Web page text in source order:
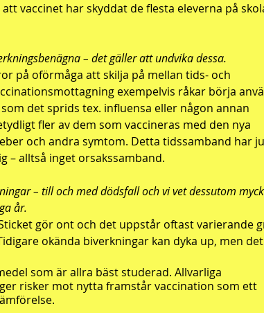
vaccinet har skyddat de flesta eleverna på
– det gäller att undvika dessa.
på oförmåga att skilja på mellan tids- och
exempelvis råkar börja
det sprids tex. influensa eller någon annan
fler av dem som vaccineras med den nya
och andra symtom. Detta tidssamband har ju
– alltså inget orsakssamband.
– till och med dödsfall och vi vet dessutom
år.
gör ont och det uppstår oftast varierande
okända biverkningar kan dyka up, men
som är allra bäst studerad. Allvarliga
risker mot nytta framstår vaccination som ett